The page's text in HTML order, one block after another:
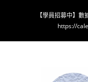
【學員招募中】
https://